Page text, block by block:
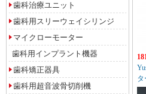
歯科治療ユニット
歯科用スリーウェイシリンジ
マイクローモーター
歯科用インプラント機器
歯科矯正器具
歯科用超音波骨切削機
タ